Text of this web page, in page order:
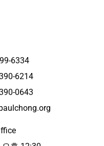
6334
6214
0643